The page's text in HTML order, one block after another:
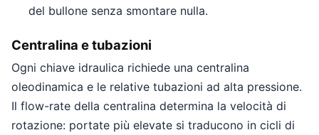
del bullone senza smontare nulla.
Centralina e tubazioni
Ogni chiave idraulica richiede una centralina
oleodinamica e le relative tubazioni ad alta pressione.
Il flow-rate della centralina determina la velocità di
rotazione: portate più elevate si traducono in cicli di